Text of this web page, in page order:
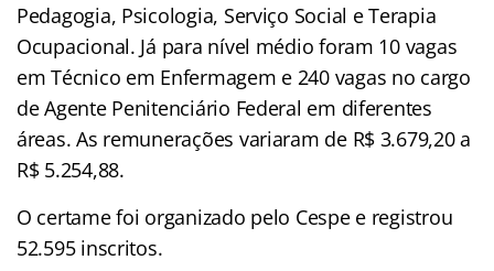
Pedagogia, Psicologia, Serviço Social e Terapia
Ocupacional. Já para nível médio foram 10 vagas
em Técnico em Enfermagem e 240 vagas no cargo
de Agente Penitenciário Federal em diferentes
áreas. As remunerações variaram de R$ 3.679,20 a
R$ 5.254,88.
O certame foi organizado pelo Cespe e registrou
52.595 inscritos.